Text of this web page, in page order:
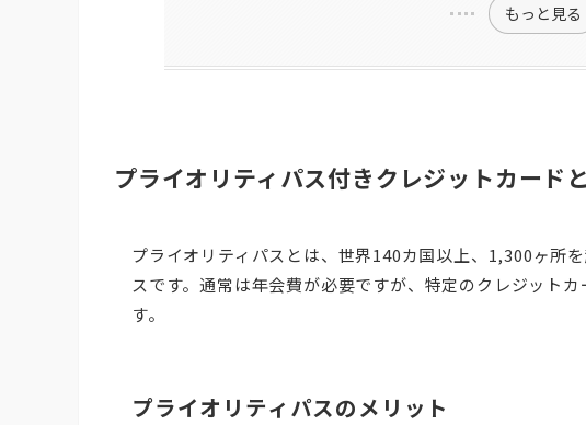
もっと見る
プライオリティパス付きクレジットカード
プライオリティパスとは、世界140カ国以上、1,300ヶ所
スです。通常は年会費が必要ですが、特定のクレジット
す。
プライオリティパスのメリット